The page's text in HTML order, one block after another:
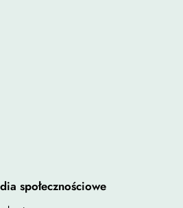
społecznościowe